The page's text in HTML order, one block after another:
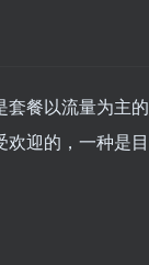
套餐以流量为主
迎的，一种是目